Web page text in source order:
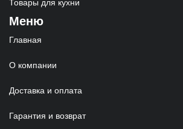
Товары для кухни
Меню
Главная
О компании
Доставка и оплата
Гарантия и возврат